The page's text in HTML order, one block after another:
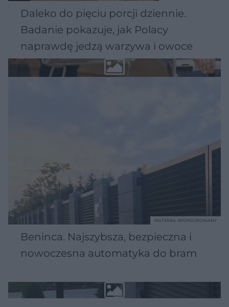
Daleko do pięciu porcji dziennie.
Badanie pokazuje, jak Polacy
naprawdę jedzą warzywa i owoce
Beninca. Najszybsza, bezpieczna i
nowoczesna automatyka do bram
MATERIAŁ SPONSOROWANY